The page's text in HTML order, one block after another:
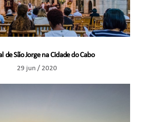
de São Jorge na Cidade do Cabo
29 jun / 2020